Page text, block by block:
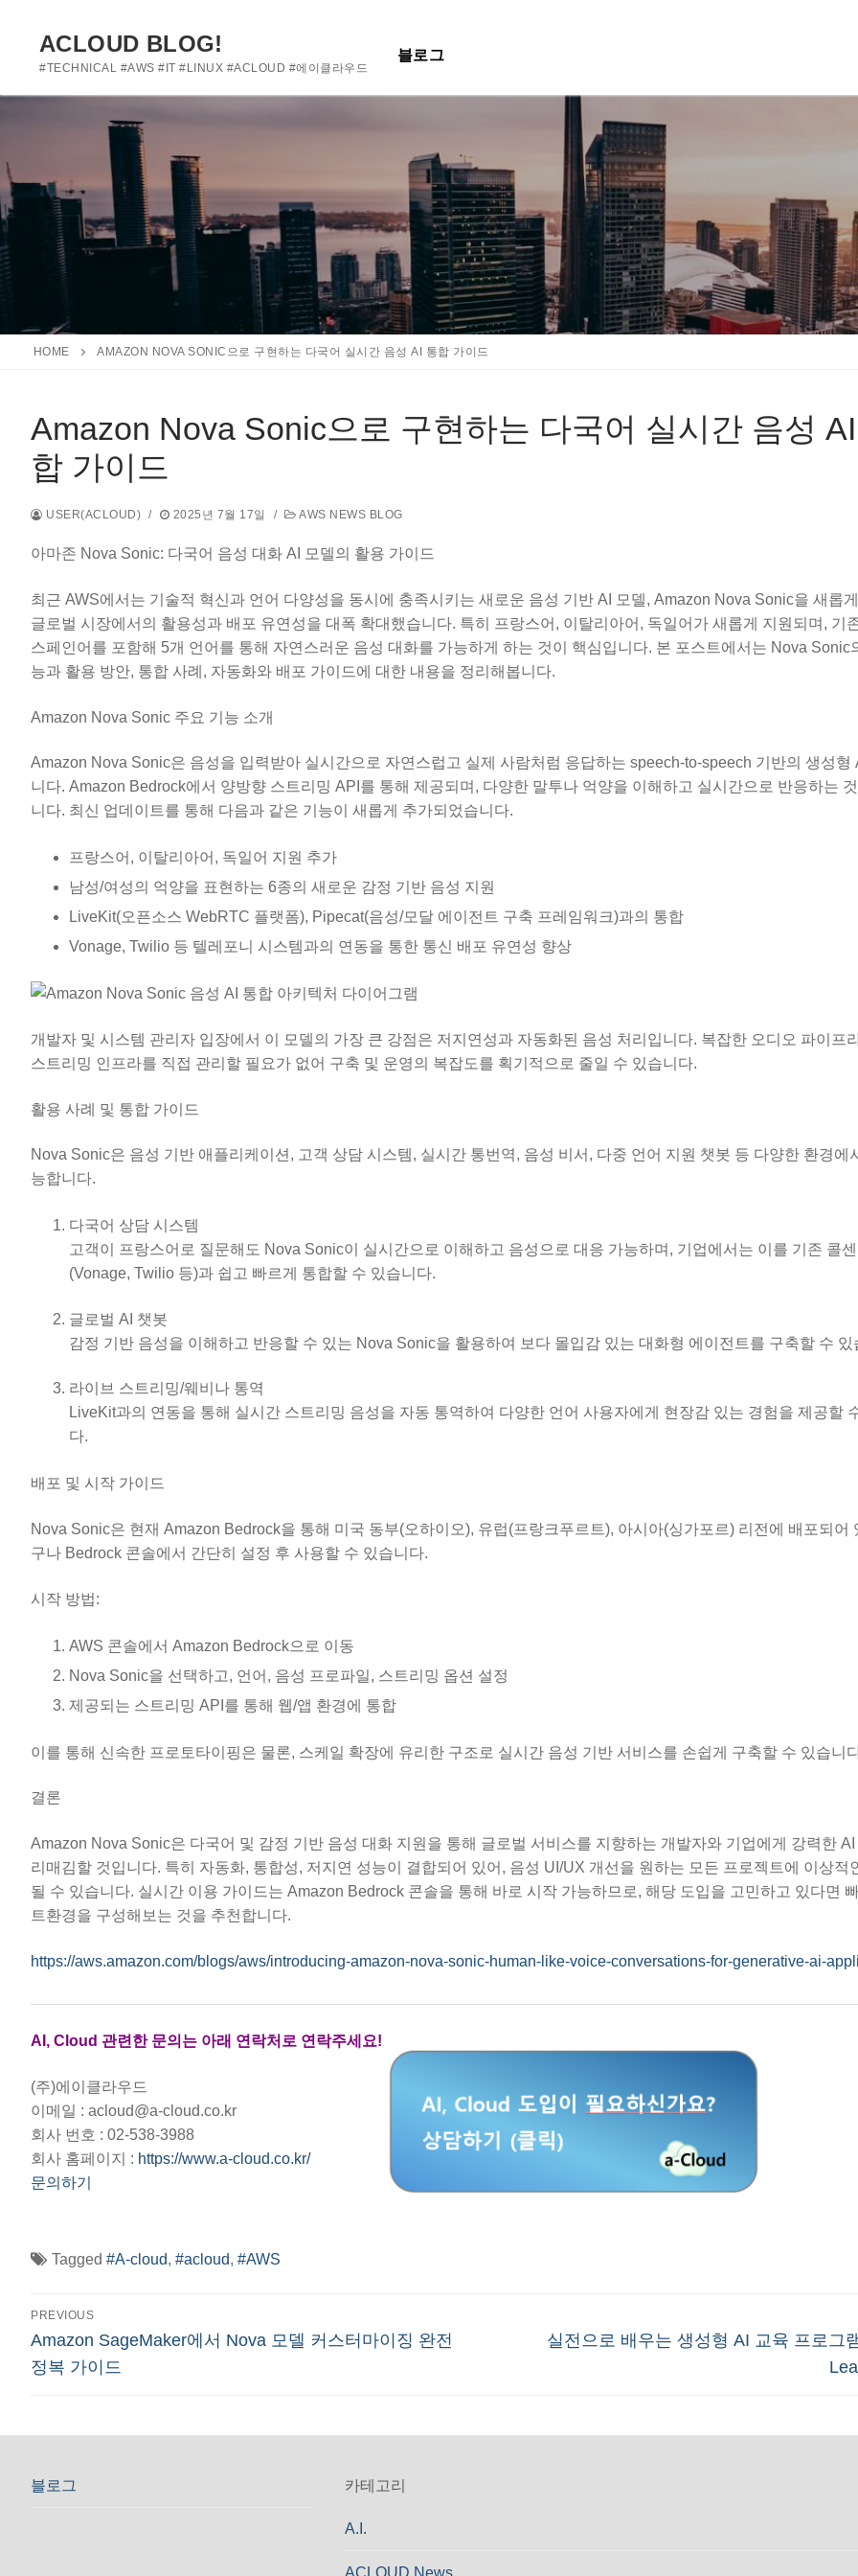
기
ACLOUD BLOG!
#TECHNICAL #AWS #IT #LINUX #ACLOUD #에이클라우드
블로그
HOME AMAZON NOVA SONIC으로 구현하는 다국어 실시간 음성 AI 통합 가이드
Amazon Nova Sonic으로 구현하는 다국어 실시간 음성
합 가이드
USER(ACLOUD) / 2025년 7월 17일 / AWS NEWS BLOG
아마존 Nova Sonic: 다국어 음성 대화 AI 모델의 활용 가이드
최근 AWS에서는 기술적 혁신과 언어 다양성을 동시에 충족시키는 새로운 음성 기반 AI 모델, Amazon Nova Sonic을 새롭
글로벌 시장에서의 활용성과 배포 유연성을 대폭 확대했습니다. 특히 프랑스어, 이탈리아어, 독일어가 새롭게 지원되며, 기
스페인어를 포함해 5개 언어를 통해 자연스러운 음성 대화를 가능하게 하는 것이 핵심입니다. 본 포스트에서는 Nova Sonic
능과 활용 방안, 통합 사례, 자동화와 배포 가이드에 대한 내용을 정리해봅니다.
Amazon Nova Sonic 주요 기능 소개
Amazon Nova Sonic은 음성을 입력받아 실시간으로 자연스럽고 실제 사람처럼 응답하는 speech-to-speech 기반의 생성형
니다. Amazon Bedrock에서 양방향 스트리밍 API를 통해 제공되며, 다양한 말투나 억양을 이해하고 실시간으로 반응하는
니다. 최신 업데이트를 통해 다음과 같은 기능이 새롭게 추가되었습니다.
프랑스어, 이탈리아어, 독일어 지원 추가
남성/여성의 억양을 표현하는 6종의 새로운 감정 기반 음성 지원
LiveKit(오픈소스 WebRTC 플랫폼), Pipecat(음성/모달 에이전트 구축 프레임워크)과의 통합
Vonage, Twilio 등 텔레포니 시스템과의 연동을 통한 통신 배포 유연성 향상
개발자 및 시스템 관리자 입장에서 이 모델의 가장 큰 강점은 저지연성과 자동화된 음성 처리입니다. 복잡한 오디오 파이프
스트리밍 인프라를 직접 관리할 필요가 없어 구축 및 운영의 복잡도를 획기적으로 줄일 수 있습니다.
활용 사례 및 통합 가이드
Nova Sonic은 음성 기반 애플리케이션, 고객 상담 시스템, 실시간 통번역, 음성 비서, 다중 언어 지원 챗봇 등 다양한 환경에
능합니다.
다국어 상담 시스템
고객이 프랑스어로 질문해도 Nova Sonic이 실시간으로 이해하고 음성으로 대응 가능하며, 기업에서는 이를 기존 콜
(Vonage, Twilio 등)과 쉽고 빠르게 통합할 수 있습니다.
글로벌 AI 챗봇
감정 기반 음성을 이해하고 반응할 수 있는 Nova Sonic을 활용하여 보다 몰입감 있는 대화형 에이전트를 구축할 수 있
라이브 스트리밍/웨비나 통역
LiveKit과의 연동을 통해 실시간 스트리밍 음성을 자동 통역하여 다양한 언어 사용자에게 현장감 있는 경험을 제공할
다.
배포 및 시작 가이드
Nova Sonic은 현재 Amazon Bedrock을 통해 미국 동부(오하이오), 유럽(프랑크푸르트), 아시아(싱가포르) 리전에 배포되어
구나 Bedrock 콘솔에서 간단히 설정 후 사용할 수 있습니다.
시작 방법:
AWS 콘솔에서 Amazon Bedrock으로 이동
Nova Sonic을 선택하고, 언어, 음성 프로파일, 스트리밍 옵션 설정
제공되는 스트리밍 API를 통해 웹/앱 환경에 통합
이를 통해 신속한 프로토타이핑은 물론, 스케일 확장에 유리한 구조로 실시간 음성 기반 서비스를 손쉽게 구축할 수 있습니
결론
Amazon Nova Sonic은 다국어 및 감정 기반 음성 대화 지원을 통해 글로벌 서비스를 지향하는 개발자와 기업에게 강력한
리매김할 것입니다. 특히 자동화, 통합성, 저지연 성능이 결합되어 있어, 음성 UI/UX 개선을 원하는 모든 프로젝트에 이상적
될 수 있습니다. 실시간 이용 가이드는 Amazon Bedrock 콘솔을 통해 바로 시작 가능하므로, 해당 도입을 고민하고 있다면
트환경을 구성해보는 것을 추천합니다.
https://aws.amazon.com/blogs/aws/introducing-amazon-nova-sonic-human-like-voice-conversations-for-generative-ai-
AI, Cloud 관련한 문의는 아래 연락처로 연락주세요!
(주)에이클라우드
이메일 : acloud@a-cloud.co.kr
회사 번호 : 02-538-3988
회사 홈페이지 : https://www.a-cloud.co.kr/
문의하기
Tagged #A-cloud, #acloud, #AWS
글
탐
색
PREVIOUS
Previous
post:
Amazon SageMaker에서 Nova 모델 커스터마이징 완전
정복 가이드
Next
실전으로 배우는 생성형 AI 교육 프로그
블로그 카테고리
A.I.
ACLOUD News